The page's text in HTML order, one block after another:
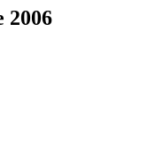
2006